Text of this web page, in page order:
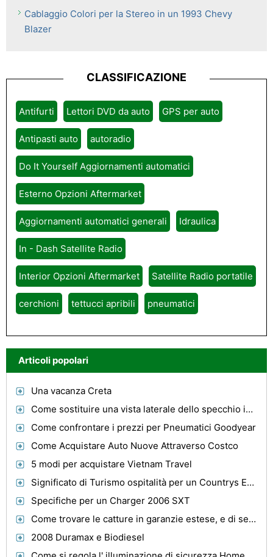
Cablaggio Colori per la Stereo in un 1993 Chevy
Blazer
CLASSIFICAZIONE
Antifurti Lettori DVD da auto GPS per auto
Antipasti auto autoradio
Do It Yourself Aggiornamenti automatici
Esterno Opzioni Aftermarket
Aggiornamenti automatici generali Idraulica
In - Dash Satellite Radio
Interior Opzioni Aftermarket Satellite Radio portatile
cerchioni tettucci apribili pneumatici
Articoli popolari
Una vacanza Creta
Come sostituire una vista laterale dello specchio in un 2002 Mustang
Come confrontare i prezzi per Pneumatici Goodyear
Come Acquistare Auto Nuove Attraverso Costco
5 modi per acquistare Vietnam Travel
Significato di Turismo ospitalità per un Countrys Economia
Specifiche per un Charger 2006 SXT
Come trovare le catture in garanzie estese, e di servizi
2008 Duramax e Biodiesel